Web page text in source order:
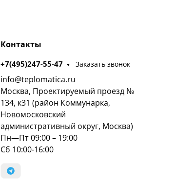
Контакты
+7(495)247-55-47 Заказать звонок
info@teplomatica.ru
Москва, Проектируемый проезд №
134, к31 (район Коммунарка,
Новомосковский
административный округ, Москва)
Пн—Пт 09:00 – 19:00
Сб 10:00-16:00